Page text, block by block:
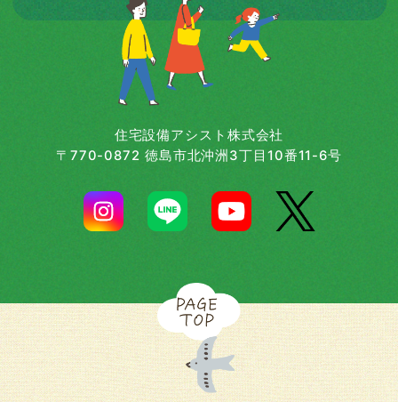
住宅設備アシスト株式会社
〒770-0872 徳島市北沖洲3丁目10番11-6号